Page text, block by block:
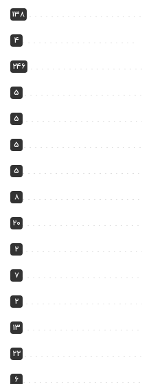
138
4
246
5
5
5
5
8
20
2
7
2
13
22
6